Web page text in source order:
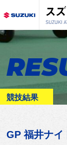
競技結果
GP 福井ナイ